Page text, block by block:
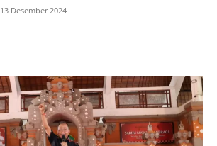
13 Desember 2024